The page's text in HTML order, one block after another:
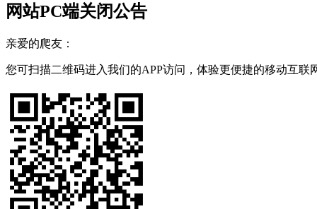
网站PC端关闭公告
亲爱的爬友：
您可扫描二维码进入我们的APP访问，体验更便捷的移动互联